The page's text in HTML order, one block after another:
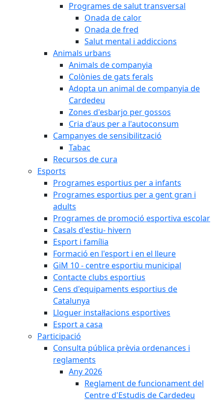
Programes de salut transversal
Onada de calor
Onada de fred
Salut mental i addiccions
Animals urbans
Animals de companyia
Colònies de gats ferals
Adopta un animal de companyia de
Cardedeu
Zones d'esbarjo per gossos
Cria d'aus per a l'autoconsum
Campanyes de sensibilització
Tabac
Recursos de cura
Esports
Programes esportius per a infants
Programes esportius per a gent gran i
adults
Programes de promoció esportiva escolar
Casals d'estiu- hivern
Esport i família
Formació en l'esport i en el lleure
GiM 10 - centre esportiu municipal
Contacte clubs esportius
Cens d'equipaments esportius de
Catalunya
Lloguer instal·lacions esportives
Esport a casa
Participació
Consulta pública prèvia ordenances i
reglaments
Any 2026
Reglament de funcionament del
Centre d'Estudis de Cardedeu